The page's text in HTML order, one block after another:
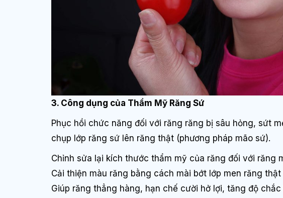
3. Công dụng của Thẩm Mỹ Răng Sứ
Phục hồi chức năng đối với răng răng bị sâu hỏng, sứt
chụp lớp răng sứ lên răng thật (phương pháp mão sứ).
Chỉnh sửa lại kích thước thẩm mỹ của răng đối với răng
Cải thiện màu răng bằng cách mài bớt lớp men răng
Giúp răng thẳng hàng, hạn chế cười hở lợi, tăng độ